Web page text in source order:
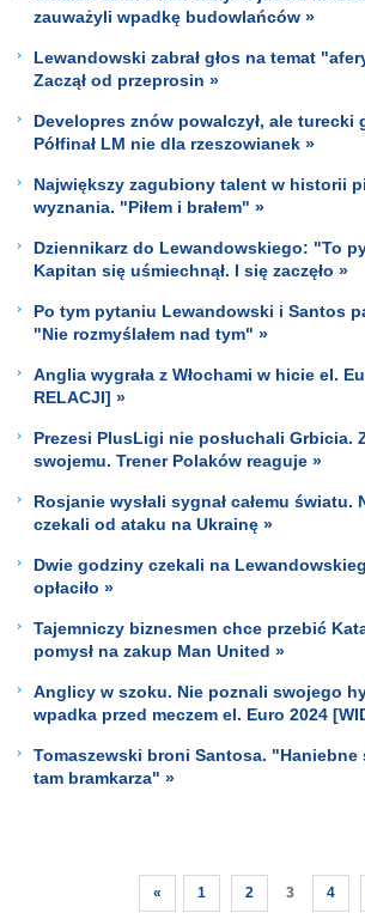
zauważyli wpadkę budowlańców »
Lewandowski zabrał głos na temat
Zaczął od przeprosin »
Developres znów powalczył, ale turecki
Półfinał LM nie dla rzeszowianek »
Największy zagubiony talent w historii
wyznania. "Piłem i brałem" »
Dziennikarz do Lewandowskiego: "To
Kapitan się uśmiechnął. I się zaczęło »
Po tym pytaniu Lewandowski i Santos
"Nie rozmyślałem nad tym" »
Anglia wygrała z Włochami w hicie el.
RELACJI] »
Prezesi PlusLigi nie posłuchali Grbicia.
swojemu. Trener Polaków reaguje »
Rosjanie wysłali sygnał całemu światu.
czekali od ataku na Ukrainę »
Dwie godziny czekali na
opłaciło »
Tajemniczy biznesmen chce przebić
pomysł na zakup Man United »
Anglicy w szoku. Nie poznali swojego
wpadka przed meczem el. Euro 2024
Tomaszewski broni Santosa. "Haniebne
tam bramkarza" »
« 1 2 3 4